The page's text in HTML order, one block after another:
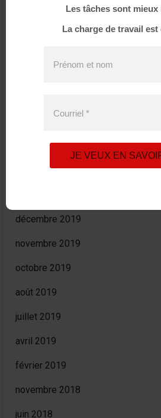
décembre 2020
mars 2020
février 2020
décembre 2019
novembre 2019
octobre 2019
août 2019
juillet 2019
avril 2019
février 2019
novembre 2018
juin 2018
Les tâches sont mieux
La charge de travail est
Prénom et nom
Courriel *
JE VEUX EN